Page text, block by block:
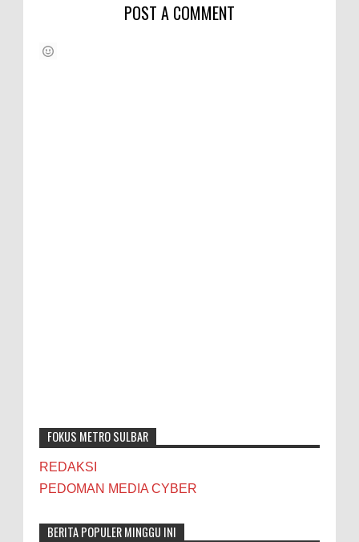
POST A COMMENT
FOKUS METRO SULBAR
REDAKSI
PEDOMAN MEDIA CYBER
BERITA POPULER MINGGU INI